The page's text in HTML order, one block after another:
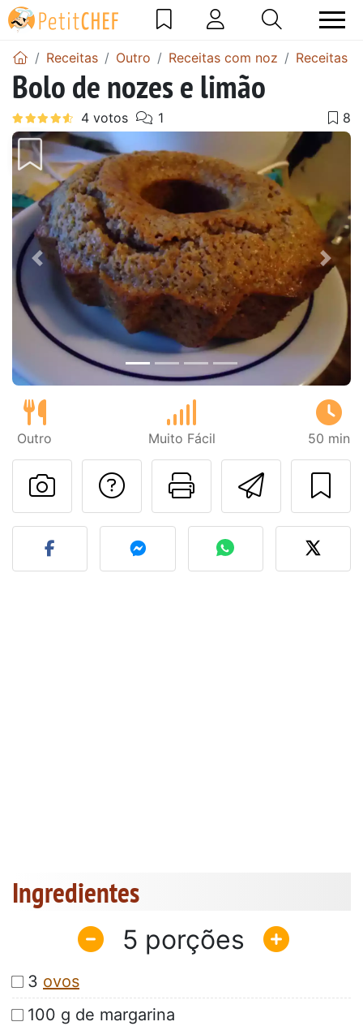
Receitas Outro Receitas com noz Receitas
Bolo de nozes e limão
Anterior Next
Outro Muito Fácil 50 min
Imprima
Falar com o autor
Fez esta receita?
Ingredientes
5
3 ovos
100 g de margarina